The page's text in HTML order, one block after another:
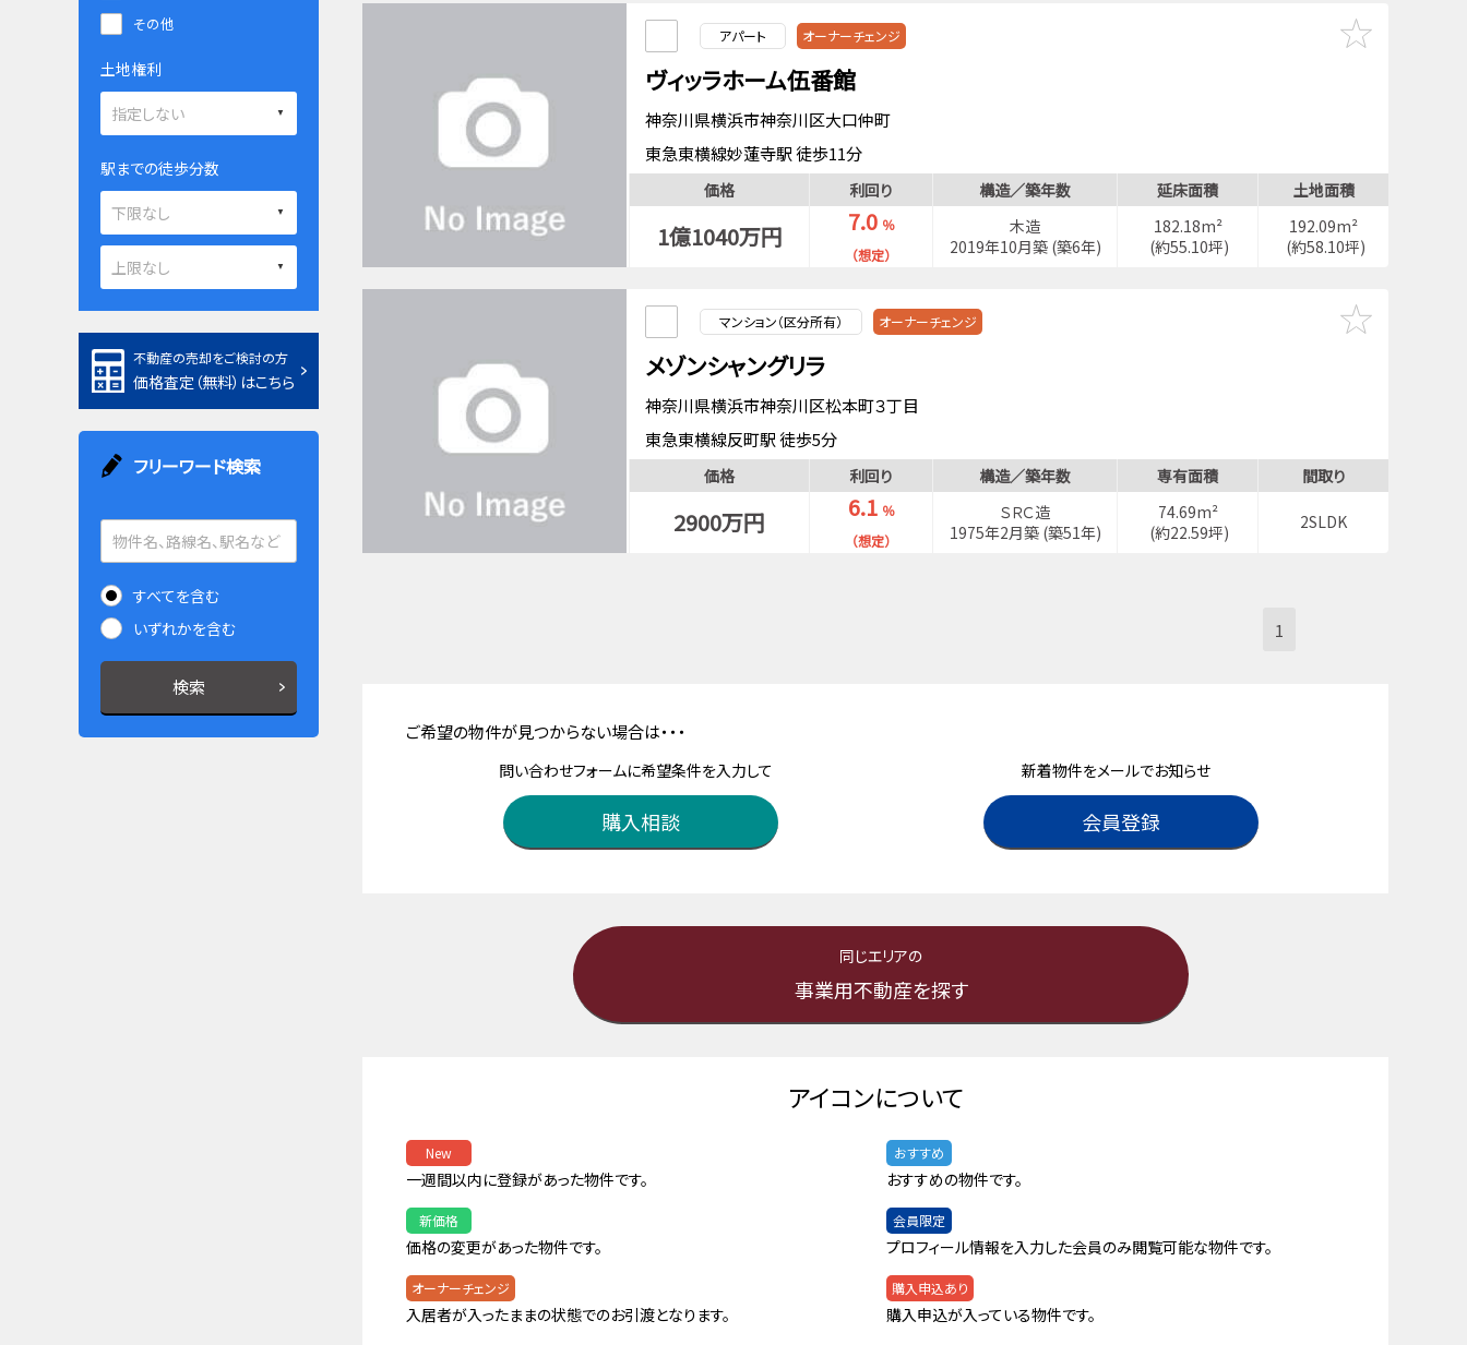
アパート オーナーチェンジ
ヴィッラホーム伍番館
神奈川県横浜市神奈川区大口仲町
東急東横線妙蓮寺駅 徒歩11分
横浜線大口駅 徒歩11分
価格 利回り 構造／築年数 延床面積 土地面積
1億1040万円 7.0 ％
（想定）
木造
2019年10月築 (築6年)
182.18m²
(約55.10坪)
192.09m²
(約58.10坪)
マンション（区分所有） オーナーチェンジ
メゾンシャングリラ
神奈川県横浜市神奈川区松本町３丁目
東急東横線反町駅 徒歩5分
横浜市ブルーライン三ツ沢下町駅 徒歩7分
東海道本線（東京～熱海）横浜駅 徒歩18分
価格 利回り 構造／築年数 専有面積 間取り
2900万円 6.1 ％
（想定）
ＳＲＣ造
1975年2月築 (築51年)
74.69m²
(約22.59坪)
2SLDK
1
ご希望の物件が見つからない場合は・・・
問い合わせフォームに希望条件を入力して
購入相談
新着物件をメールでお知らせ
会員登録
同じエリアの
事業用不動産を探す
アイコンについて
New
一週間以内に登録があった物件です。
おすすめ
おすすめの物件です。
新価格
価格の変更があった物件です。
会員限定
プロフィール情報を入力した会員のみ閲覧可能な物件です。
オーナーチェンジ
入居者が入ったままの状態でのお引渡となります。
購入申込あり
購入申込が入っている物件です。
その他
土地権利
駅までの徒歩分数
不動産の売却をご検討の方
価格査定（無料）はこちら
フリーワード検索
すべてを含む
いずれかを含む
検索